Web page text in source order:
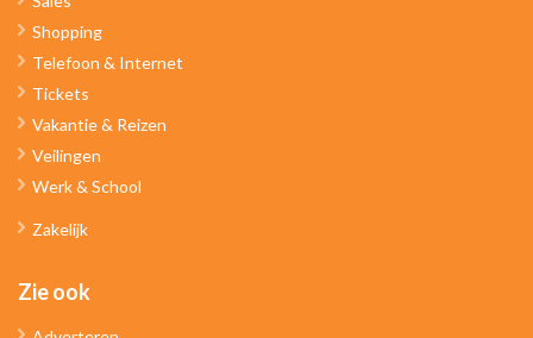
Shopping
Telefoon & Internet
Tickets
Vakantie & Reizen
Veilingen
Werk & School
Zakelijk
Zie ook